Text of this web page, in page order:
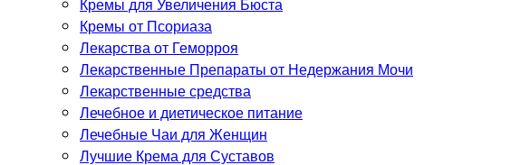
Кремы от Псориаза
Лекарства от Геморроя
Лекарственные Препараты от Недержания Мочи
Лекарственные средства
Лечебное и диетическое питание
Лечебные Чаи для Женщин
Лучшие Крема для Суставов